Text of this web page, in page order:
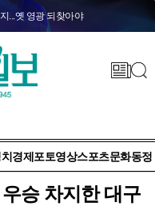
...옛 영광 되찾아야
경제 포토영상스포츠문화동정
승 차지한 대구